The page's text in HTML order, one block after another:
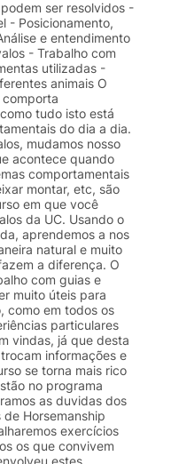
ser resolvidos -
- Posicionamento,
e entendimento
- Trabalho com
utilizadas -
animais O
comporta
tudo isto está
do dia a dia.
mudamos nosso
acontece quando
comportamentais
montar, etc, são
em que você
da UC. Usando o
aprendemos a nos
natural e muito
a diferença. O
com guias e
muito úteis para
como em todos os
particulares
vindas, já que desta
informações e
se torna mais rico
no programa
as duvidas dos
de Horsemanship
exercícios
os que convivem
estes